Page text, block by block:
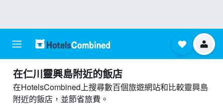
​在仁川靈興島附近​的飯店
在HotelsCombined上搜尋數百個旅遊網站和比較靈興島
附近的飯店，並節省旅費。